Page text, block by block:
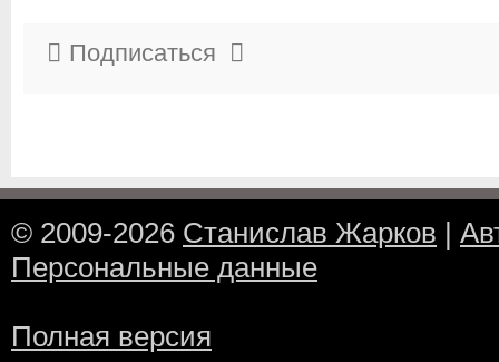
Подписаться
© 2009-2026 Станислав Жарков |
Персональные данные
Полная версия